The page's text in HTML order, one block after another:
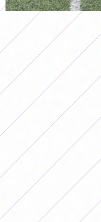
Se jugó la fecha 3 de los
@velezfemenino /
Por último cabe
libre y que el
Talleres fue
de Platense ante
Todos los
del Torneo
2026